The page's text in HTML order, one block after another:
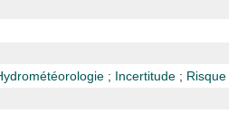
; Incertitude ; Risque